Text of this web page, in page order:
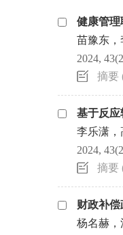
健康管理
苗豫东，
2024,
摘要
基于反应
李乐潇，
2024,
摘要
财政补
杨名赫，